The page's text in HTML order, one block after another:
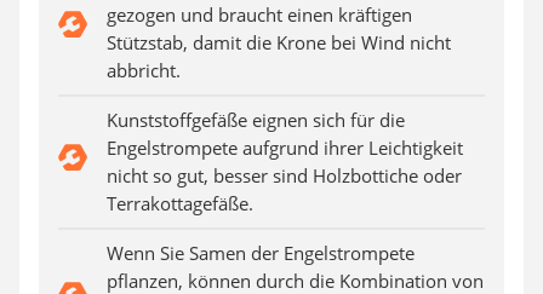
gezogen und braucht einen kräftigen
Stützstab, damit die Krone bei Wind nicht
abbricht.
Kunststoffgefäße eignen sich für die
Engelstrompete aufgrund ihrer Leichtigkeit
nicht so gut, besser sind Holzbottiche oder
Terrakottagefäße.
Wenn Sie Samen der Engelstrompete
pflanzen, können durch die Kombination von